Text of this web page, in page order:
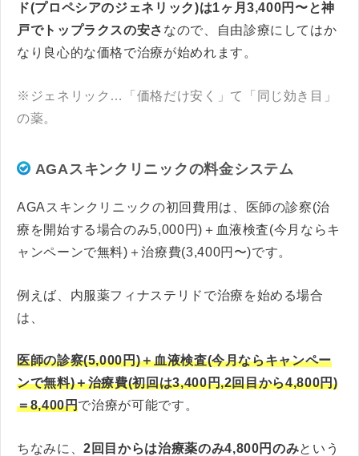
ド(プロペシアのジェネリック)は1ヶ月3,400円〜と神
戸でトップラクスの安さ なので、自由診療にしてはか
なり良心的な価格で治療が始めれます。
※ジェネリック…「価格だけ安く」て「同じ効き目」
の薬。
AGAスキンクリニックの料金システム
AGAスキンクリニックの初回費用は、医師の診察(治
療を開始する場合のみ5,000円)＋血液検査(今月ならキ
ャンペーンで無料)＋治療費(3,400円〜)です。
例えば、内服薬フィナステリドで治療を始める場合
は、
医師の診察(5,000円)＋血液検査(今月ならキャンペー
ンで無料)＋治療費(初回は3,400円,2回目から4,800円)
＝8,400円で治療が可能です。
ちなみに、2回目からは治療薬のみ4,800円のみという